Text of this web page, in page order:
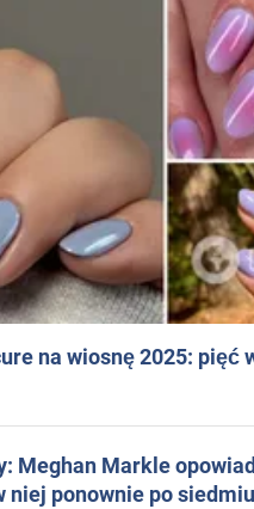
na wiosnę 2025: pięć
Meghan Markle
niej ponownie po